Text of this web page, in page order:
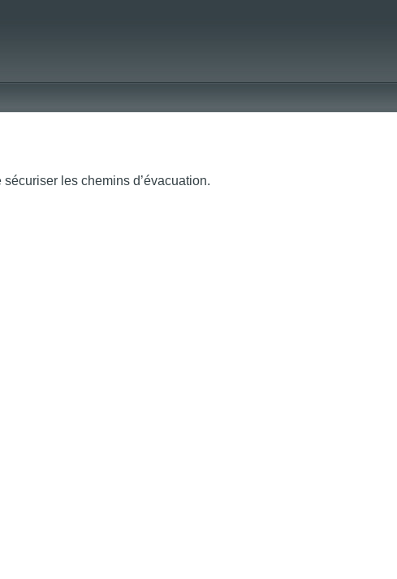
les chemins d’évacuation.